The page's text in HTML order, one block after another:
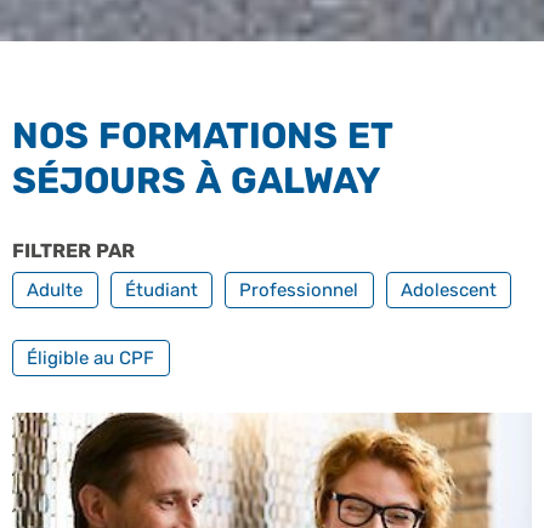
NOS FORMATIONS ET
SÉJOURS À GALWAY
FILTRER PAR
Adulte Étudiant Professionnel Adolescent
Éligible au CPF